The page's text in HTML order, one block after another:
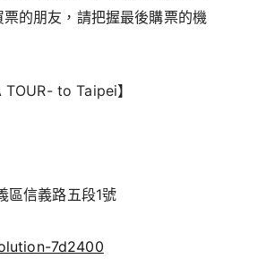
的朋友，請把握最後購票的機
TOUR- to Taipei】
區信義路五段1號
7d2400